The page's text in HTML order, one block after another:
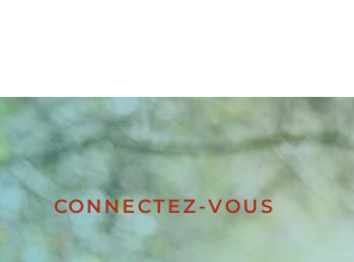
CONNECTEZ-VOUS